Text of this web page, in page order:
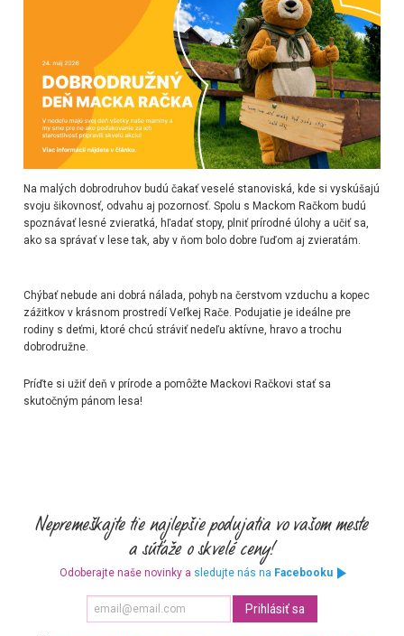
Na malých dobrodruhov budú čakať veselé stanoviská, kde si vyskúšajú
svoju šikovnosť, odvahu aj pozornosť. Spolu s Mackom Račkom budú
spoznávať lesné zvieratká, hľadať stopy, plniť prírodné úlohy a učiť sa,
ako sa správať v lese tak, aby v ňom bolo dobre ľuďom aj zvieratám.
Chýbať nebude ani dobrá nálada, pohyb na čerstvom vzduchu a kopec
zážitkov v krásnom prostredí Veľkej Rače. Podujatie je ideálne pre
rodiny s deťmi, ktoré chcú stráviť nedeľu aktívne, hravo a trochu
dobrodružne.
Príďte si užiť deň v prírode a pomôžte Mackovi Račkovi stať sa
skutočným pánom lesa!
Odoberajte naše novinky a sledujte nás na Facebooku